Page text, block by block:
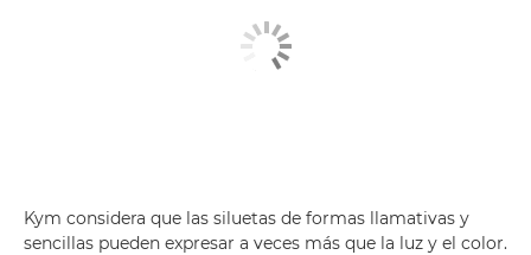
Kym considera que las siluetas de formas llamativas y
sencillas pueden expresar a veces más que la luz y el color.